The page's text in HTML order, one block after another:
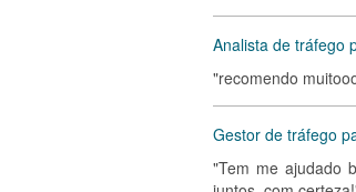
Analista de tráfego
"recomendo
Gestor de tráfego
"Tem me ajudado